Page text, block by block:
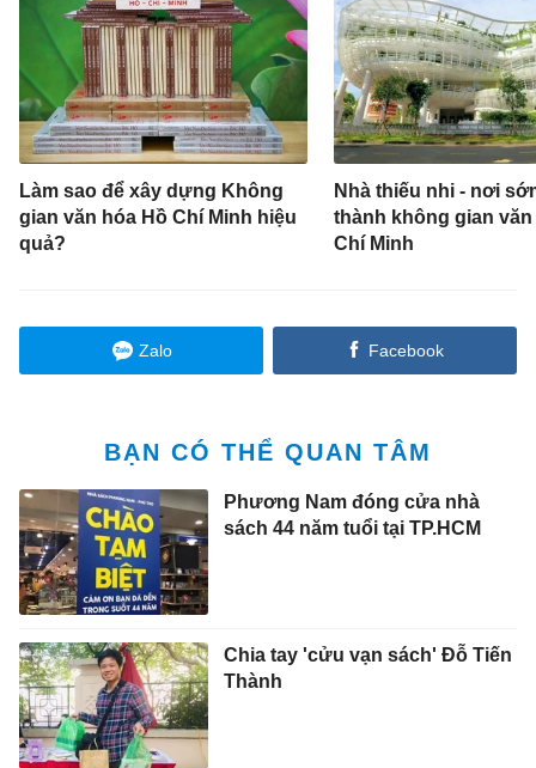
Làm sao để xây dựng Không
gian văn hóa Hồ Chí Minh hiệu
quả?
Nhà thiếu nhi - nơi
thành không gian văn
Chí Minh
Zalo Facebook
BẠN CÓ THỂ QUAN TÂM
Phương Nam đóng cửa nhà
sách 44 năm tuổi tại TP.HCM
Chia tay 'cửu vạn sách' Đỗ Tiến
Thành